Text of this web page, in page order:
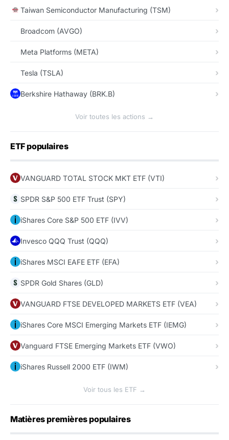
Taiwan Semiconductor Manufacturing (TSM)
Broadcom (AVGO)
Meta Platforms (META)
Tesla (TSLA)
Berkshire Hathaway (BRK.B)
Voir toutes les actions →
ETF populaires
VANGUARD TOTAL STOCK MKT ETF (VTI)
SPDR S&P 500 ETF Trust (SPY)
iShares Core S&P 500 ETF (IVV)
Invesco QQQ Trust (QQQ)
iShares MSCI EAFE ETF (EFA)
SPDR Gold Shares (GLD)
VANGUARD FTSE DEVELOPED MARKETS ETF (VEA)
iShares Core MSCI Emerging Markets ETF (IEMG)
Vanguard FTSE Emerging Markets ETF (VWO)
iShares Russell 2000 ETF (IWM)
Voir tous les ETF →
Matières premières populaires